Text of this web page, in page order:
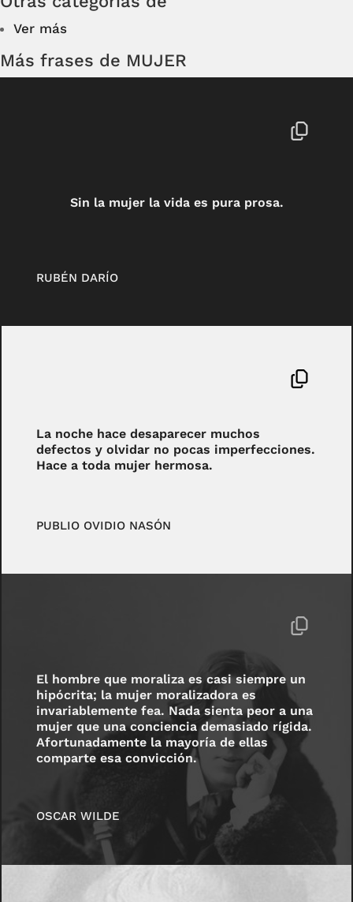
Ver más
Más frases de MUJER
Sin la mujer la vida es pura prosa.
RUBÉN DARÍO
La noche hace desaparecer muchos
defectos y olvidar no pocas imperfecciones.
Hace a toda mujer hermosa.
PUBLIO OVIDIO NASÓN
El hombre que moraliza es casi siempre un
hipócrita; la mujer moralizadora es
invariablemente fea. Nada sienta peor a una
mujer que una conciencia demasiado rígida.
Afortunadamente la mayoría de ellas
comparte esa convicción.
OSCAR WILDE